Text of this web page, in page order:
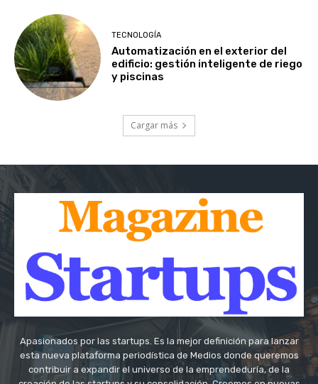
TECNOLOGÍA
Automatización en el exterior del
edificio: gestión inteligente de riego
y piscinas
Cargar más
Apasionados por las startups. Es la mejor definición para lanzar
esta nueva plataforma periodística de Medios donde queremos
contribuir a expandir el universo de la emprendeduría, de la